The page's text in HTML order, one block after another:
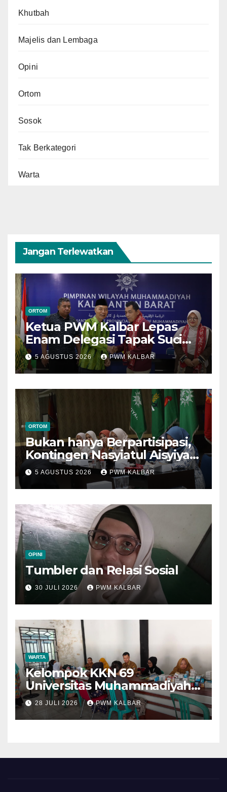
Khutbah
Majelis dan Lembaga
Opini
Ortom
Sosok
Tak Berkategori
Warta
Jangan Terlewatkan
ORTOM
Ketua PWM Kalbar Lepas
Enam Delegasi Tapak Suci
Menuju Muktamar XVI di
Semarang
5 AGUSTUS 2026 PWM KALBAR
ORTOM
Bukan hanya Berpartisipasi,
Kontingen Nasyiatul Aisyiyah
Kalbar Perjuangkan Program
di Muktamar XV
5 AGUSTUS 2026 PWM KALBAR
OPINI
Tumbler dan Relasi Sosial
30 JULI 2026 PWM KALBAR
WARTA
Kelompok KKN 69
Universitas Muhammadiyah
Pontianak Dibagi Dua Tim,
Cat Bangunan dan Dampingi
Pelayanan Posyandu Lansia
28 JULI 2026 PWM KALBAR